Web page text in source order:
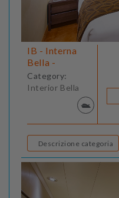
IB - Interna
Bella -
Category:
Interior Bella
Descrizione categoria